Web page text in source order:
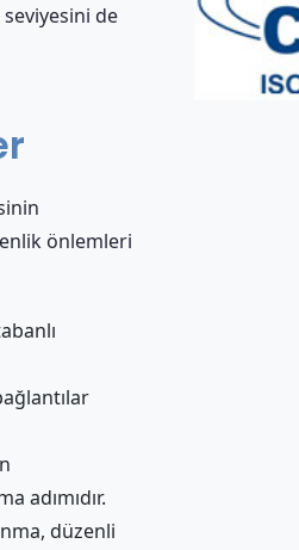
de
önlemleri
adımıdır.
düzenli